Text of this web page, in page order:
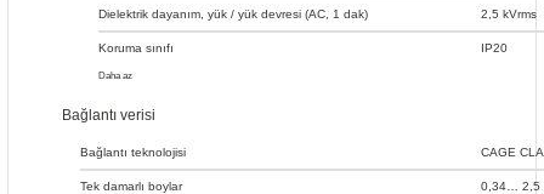
Dielektrik dayanım, yük / yük devresi (AC, 1 dak) 2,5 kVrms
Koruma sınıfı IP20
Daha az
Bağlantı verisi
Bağlantı teknolojisi CAGE
Tek damarlı boylar 0,34… 2,5